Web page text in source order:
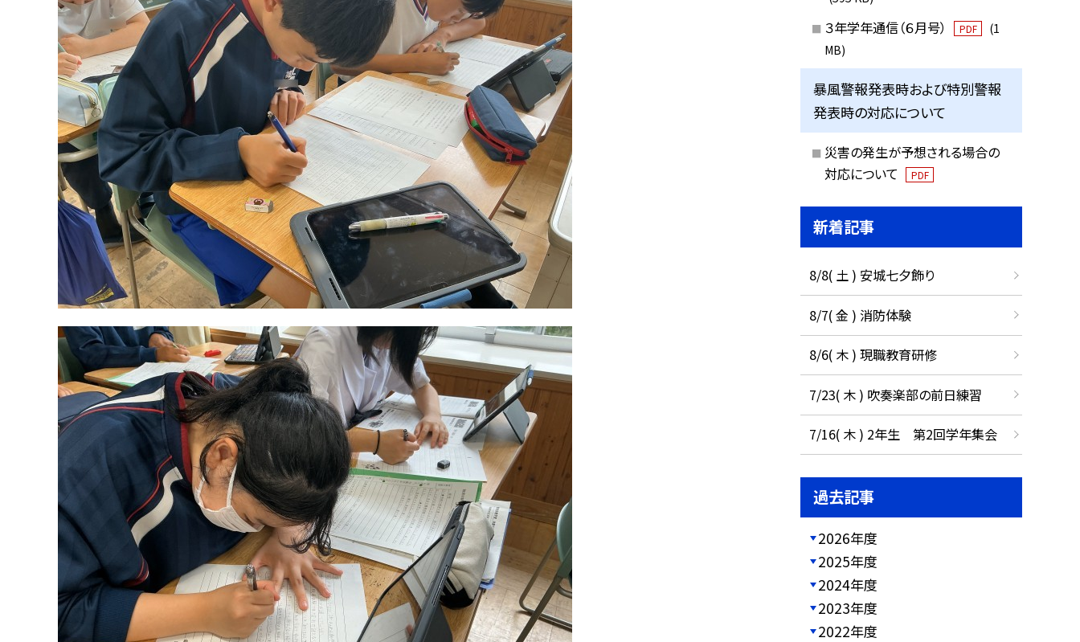
３年学年通信（６月号） PDF
(1
MB)
暴風警報発表時および特別警報
発表時の対応について
災害の発生が予想される場合の
対応について
PDF
新着記事
8/8( 土 ) 安城七夕飾り
8/7( 金 ) 消防体験
8/6( 木 ) 現職教育研修
7/23( 木 ) 吹奏楽部の前日練習
7/16( 木 ) 2年生 第2回学年集会
過去記事
2026年度
2025年度
2024年度
2023年度
2022年度